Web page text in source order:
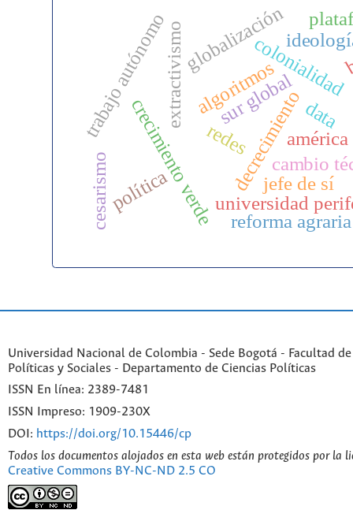
decrecimiento
sur global
extractivismo colonialidad
crecimiento verde
globalización
universidad
cambio
redes
data
algoritmos
política
trabajo autónomo
jefe de sí
reforma agraria
cesarismo
Universidad Nacional de Colombia - Sede Bogotá - Facultad
Políticas y Sociales - Departamento de Ciencias Políticas
ISSN En línea: 2389-7481
ISSN Impreso: 1909-230X
DOI: https://doi.org/10.15446/cp
Todos los documentos alojados en esta web están protegidos por la
Creative Commons BY-NC-ND 2.5 CO